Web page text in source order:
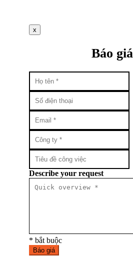
x
Báo giá
Describe your request
* bắt buộc
Báo giá